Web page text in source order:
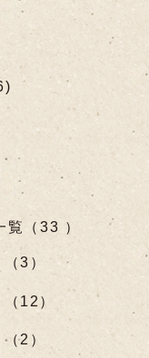
（33 ）
3）
12）
2）